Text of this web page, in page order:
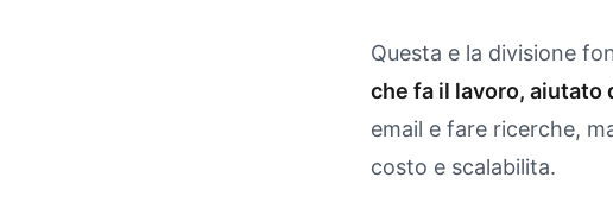
Questa e la divisione
che fa il lavoro, aiutato
email e fare ricerche,
costo e scalabilita.